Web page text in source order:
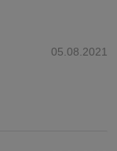
05.08.2021